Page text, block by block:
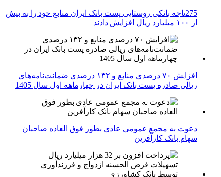
275باجه بانکی روستایی پست بانک ایران منابع خود را به بیش
از ۱۰۰ میلیارد ریال افزایش دادند
افزایش ۷۰ درصدی منابع و ۱۳۲ درصدی ضمانت‌نامه‌های
ریالی صادره پست بانک ایران در چهارماهه اول سال 1405
دعوت به مجمع عمومی عادی بطور فوق العاده صاحبان
سهام بانک کارآفرین